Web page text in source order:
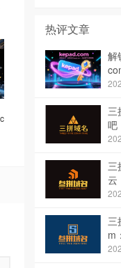
热评文章
解
三
吧
三
云
三
m